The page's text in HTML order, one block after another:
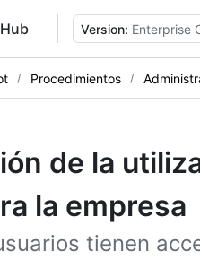
Version: Enterprise
Procedimientos
de la
la empresa
tienen